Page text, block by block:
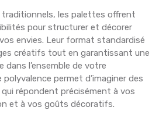
traditionnels, les palettes offrent
pour structurer et décorer
envies. Leur format standardisé
créatifs tout en garantissant une
l’ensemble de votre
permet d’imaginer des
répondent précisément à vos
et à vos goûts décoratifs.